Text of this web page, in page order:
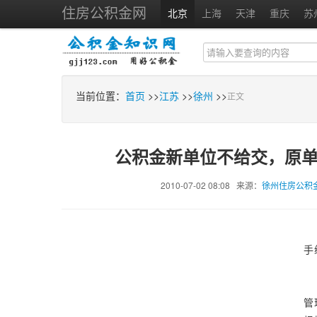
住房公积金网 北京 上海 天津 重庆 苏
当前位置： 首页 >>江苏 >>徐州 >>正文
公积金新单位不给交，原
2010-07-02 08:08 来源：徐州住房公积
手
管